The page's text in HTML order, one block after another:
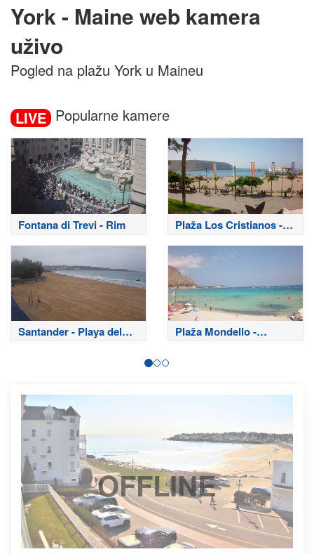
York - Maine web kamera
uživo
Pogled na plažu York u Maineu
LIVE Popularne kamere
Fontana di Trevi - Rim
Plaža Los Cristianos -
Tenerife
Santander - Playa del
Sardinero
Plaža Mondello -
Palermo
OFFLINE